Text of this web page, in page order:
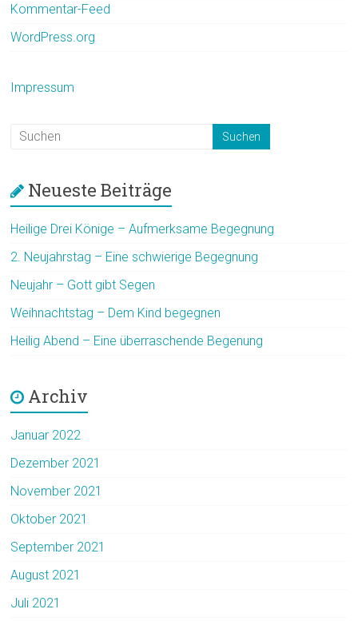
Kommentar-Feed
WordPress.org
Impressum
Neueste Beiträge
Heilige Drei Könige – Aufmerksame Begegnung
2. Neujahrstag – Eine schwierige Begegnung
Neujahr – Gott gibt Segen
Weihnachtstag – Dem Kind begegnen
Heilig Abend – Eine überraschende Begenung
Archiv
Januar 2022
Dezember 2021
November 2021
Oktober 2021
September 2021
August 2021
Juli 2021